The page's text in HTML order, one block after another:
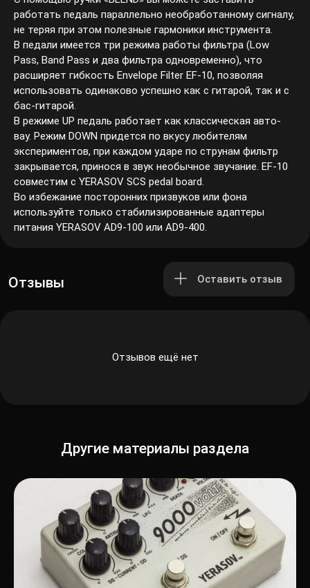
работать педаль параллельно необработанному сигналу,
не теряя при этом полезные гармоники инструмента.
В педали имеется три режима работы фильтра (Low
Pass, Band Pass и два фильтра одновременно), что
расширяет гибкость Envelope Filter EF-10, позволяя
использовать одинаково успешно как с гитарой, так и с
бас-гитарой.
В режиме UP педаль работает как классическая авто-
вау. Режим DOWN придется по вкусу любителям
экспериментов, при каждом ударе по струнам фильтр
закрывается, принося в звук необычное звучание. EF-10
совместим с YERASOV SCS pedal board.
Во избежание посторонних призвуков или фона
используйте только стабилизированные адаптеры
питания YERASOV AD9-100 или AD9-400.
Отзывы Оставить отзыв
Отзывов ещё нет
Другие материалы раздела